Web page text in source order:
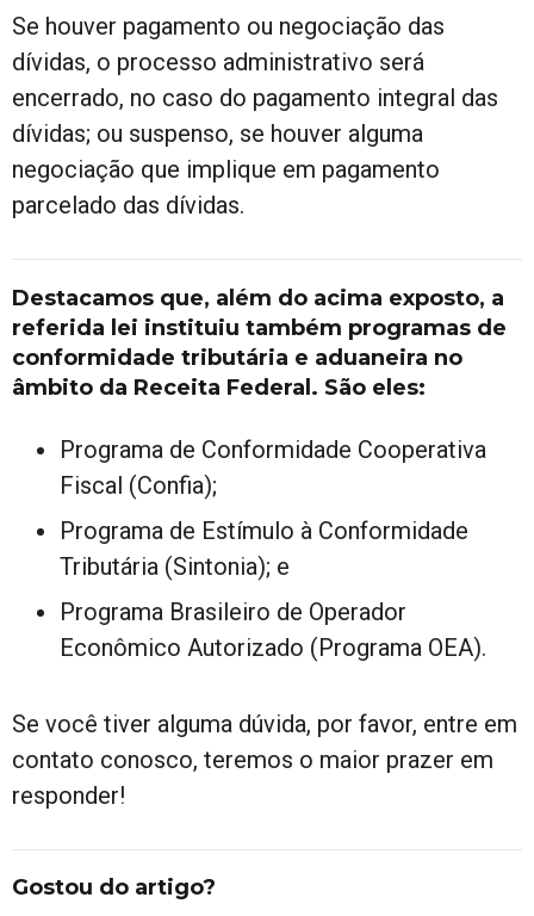
Se houver pagamento ou negociação das
dívidas, o processo administrativo será
encerrado, no caso do pagamento integral das
dívidas; ou suspenso, se houver alguma
negociação que implique em pagamento
parcelado das dívidas.
Destacamos que, além do acima exposto, a
referida lei instituiu também programas de
conformidade tributária e aduaneira no
âmbito da Receita Federal. São eles:
Programa de Conformidade Cooperativa
Fiscal (Confia);
Programa de Estímulo à Conformidade
Tributária (Sintonia); e
Programa Brasileiro de Operador
Econômico Autorizado (Programa OEA).
Se você tiver alguma dúvida, por favor, entre em
contato conosco, teremos o maior prazer em
responder!
Gostou do artigo?